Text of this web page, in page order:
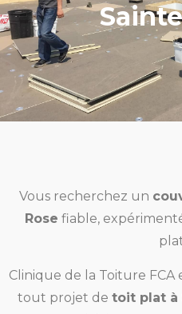
Vous recherchez un
Rose fiable,
Clinique de la Toiture
tout projet de toit plat à